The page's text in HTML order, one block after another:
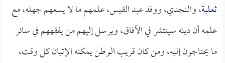
ثعلبة، والنجدي، ووفد عبد القيس، علمهم ما لا يسعهم جهله، مع
علمه أن دينه سينتشر في الآفاق، ويرسل إليهم من يفقههم في سائر
ما يحتاجون إليه، ومن كان قريب الوطن يمكنه الإتيان كل وقت،